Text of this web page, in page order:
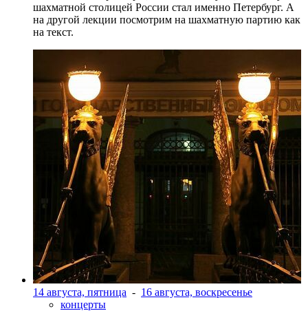
шахматной столицей России стал именно Петербург. А
на другой лекции посмотрим на шахматную партию как
на текст.
14 августа, пятница - 16 августа, воскресенье
концерты